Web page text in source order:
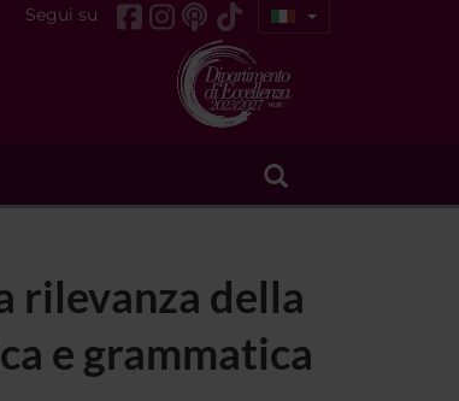
Segui su
rilevanza della
e grammatica